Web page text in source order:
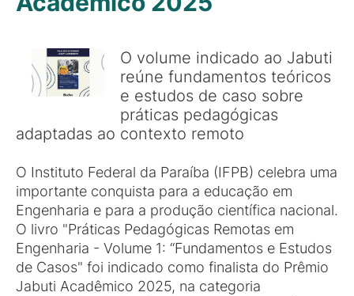
O volume indicado ao Jabuti
reúne fundamentos teóricos
e estudos de caso sobre
práticas pedagógicas
adaptadas ao contexto remoto
O Instituto Federal da Paraíba (IFPB) celebra uma
importante conquista para a educação em
Engenharia e para a produção científica nacional.
O livro "Práticas Pedagógicas Remotas em
Engenharia - Volume 1: “Fundamentos e Estudos
de Casos" foi indicado como finalista do Prêmio
Jabuti Acadêmico 2025, na categoria